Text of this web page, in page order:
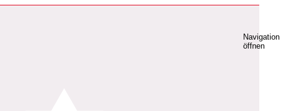
Navigation
öffnen